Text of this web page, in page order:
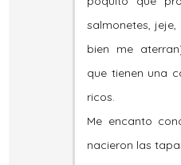
salmonetes,
bien me
que tienen una
ricos.
Me encanto
nacieron las